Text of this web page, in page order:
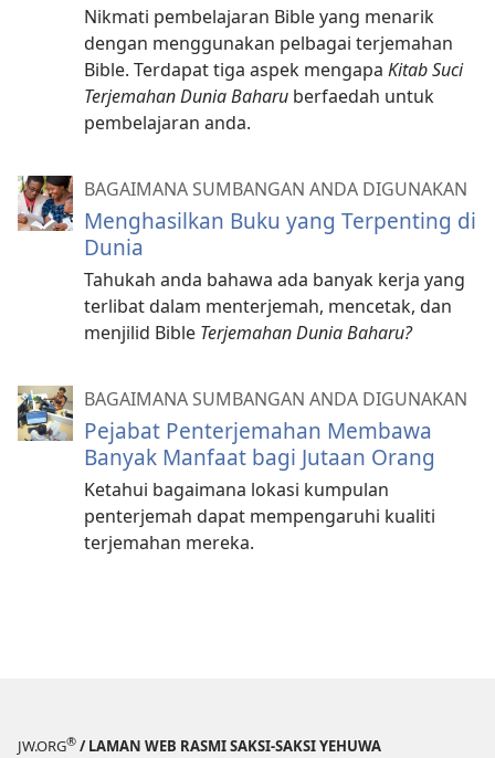
Nikmati pembelajaran Bible yang menarik
dengan menggunakan pelbagai terjemahan
Bible. Terdapat tiga aspek mengapa Kitab Suci
Terjemahan Dunia Baharu berfaedah untuk
pembelajaran anda.
BAGAIMANA SUMBANGAN ANDA DIGUNAKAN
Menghasilkan Buku yang Terpenting di
Dunia
Tahukah anda bahawa ada banyak kerja yang
terlibat dalam menterjemah, mencetak, dan
menjilid Bible Terjemahan Dunia Baharu?
BAGAIMANA SUMBANGAN ANDA DIGUNAKAN
Pejabat Penterjemahan Membawa
Banyak Manfaat bagi Jutaan Orang
Ketahui bagaimana lokasi kumpulan
penterjemah dapat mempengaruhi kualiti
terjemahan mereka.
JW.ORG® / LAMAN WEB RASMI SAKSI-SAKSI YEHUWA